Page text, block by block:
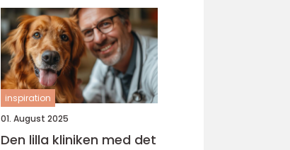
inspiration
01. August 2025
Den lilla kliniken med det